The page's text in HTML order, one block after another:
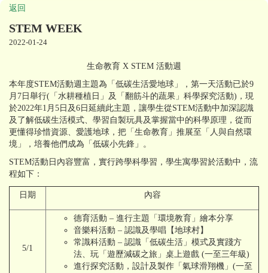
返回
STEM WEEK
2022-01-24
生命教育 X STEM 活動週
本年度STEM活動週主題為「低碳生活愛地球」，第一天活動已於9
月7日舉行(「水耕種植日」及「翻筋斗的蔬果」科學探究活動)，現
於2022年1月5日及6日延續此主題，讓學生從STEM活動中加深認識
及了解低碳生活模式、學習自製玩具及掌握當中的科學原理，從而
更懂得珍惜資源、愛護地球，把「生命教育」推展至「人與自然環
境」，培養他們成為「低碳小先鋒」。
STEM活動日內容豐富，實行跨學科學習，學生寓學習於活動中，流
程如下：
日期 內容
5/1
德育活動 – 進行主題「環境教育」繪本分享
音樂科活動 – 認識及學唱【地球村】
常識科活動 – 認識「低碳生活」模式及實踐方
法、玩「遊歷減碳之旅」桌上遊戲 (一至三年級)
進行探究活動，設計及製作「氣球滑翔機」(一至